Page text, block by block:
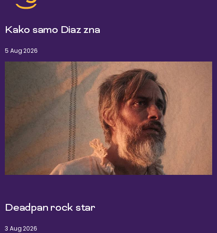
Kako samo Diaz zna
5 Aug 2026
Deadpan rock star
3 Aug 2026